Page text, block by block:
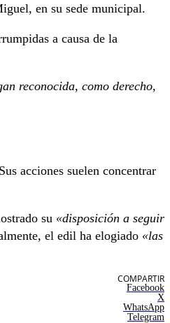
en su sede municipal.
a causa de la
reconocida, como derecho,
acciones suelen concentrar
su «disposición a seguir
el edil ha elogiado «las
COMPARTIR
Facebook
X
WhatsApp
Telegram